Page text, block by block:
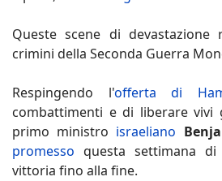
Queste scene di
crimini della Seconda Guerra
Respingendo l'offerta di
combattimenti e di liberare vivi
primo ministro israeliano
promesso questa settimana
vittoria fino alla fine.